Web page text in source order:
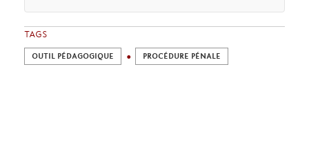
TAGS
OUTIL PÉDAGOGIQUE PROCÉDURE PÉNALE